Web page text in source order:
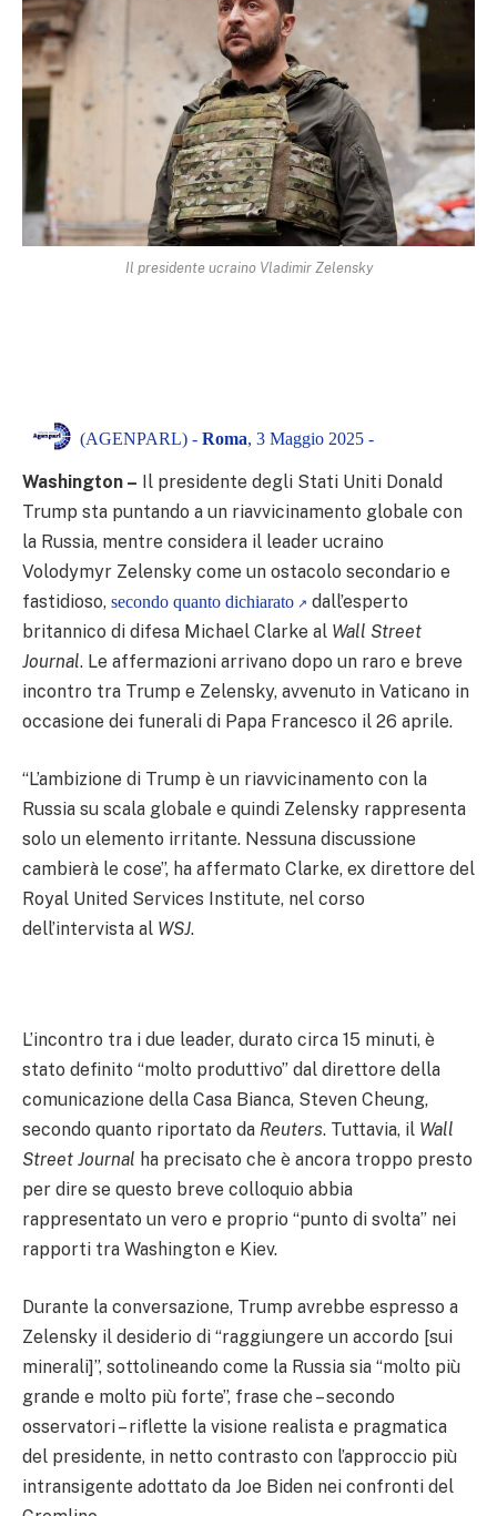
Il presidente ucraino Vladimir Zelensky
(AGENPARL) - Roma, 3 Maggio 2025 -
Washington – Il presidente degli Stati Uniti Donald
Trump sta puntando a un riavvicinamento globale con
la Russia, mentre considera il leader ucraino
Volodymyr Zelensky come un ostacolo secondario e
fastidioso, secondo quanto dichiarato
dall’esperto
britannico di difesa Michael Clarke al Wall Street
Journal. Le affermazioni arrivano dopo un raro e breve
incontro tra Trump e Zelensky, avvenuto in Vaticano in
occasione dei funerali di Papa Francesco il 26 aprile.
“L’ambizione di Trump è un riavvicinamento con la
Russia su scala globale e quindi Zelensky rappresenta
solo un elemento irritante. Nessuna discussione
cambierà le cose”, ha affermato Clarke, ex direttore del
Royal United Services Institute, nel corso
dell’intervista al WSJ.
L’incontro tra i due leader, durato circa 15 minuti, è
stato definito “molto produttivo” dal direttore della
comunicazione della Casa Bianca, Steven Cheung,
secondo quanto riportato da Reuters. Tuttavia, il Wall
Street Journal ha precisato che è ancora troppo presto
per dire se questo breve colloquio abbia
rappresentato un vero e proprio “punto di svolta” nei
rapporti tra Washington e Kiev.
Durante la conversazione, Trump avrebbe espresso a
Zelensky il desiderio di “raggiungere un accordo [sui
minerali]”, sottolineando come la Russia sia “molto più
grande e molto più forte”, frase che – secondo
osservatori – riflette la visione realista e pragmatica
del presidente, in netto contrasto con l’approccio più
intransigente adottato da Joe Biden nei confronti del